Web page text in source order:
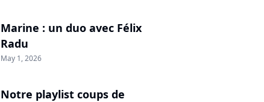
Marine : un duo avec Félix
Radu
May 1, 2026
Notre playlist coups de